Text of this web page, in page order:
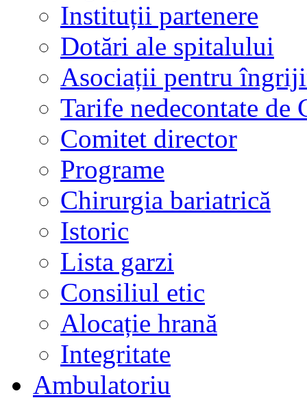
Instituții partenere
Dotări ale spitalului
Asociații pentru
Tarife nedecontate de
Comitet director
Programe
Chirurgia bariatrică
Istoric
Lista garzi
Consiliul etic
Alocație hrană
Integritate
Ambulatoriu